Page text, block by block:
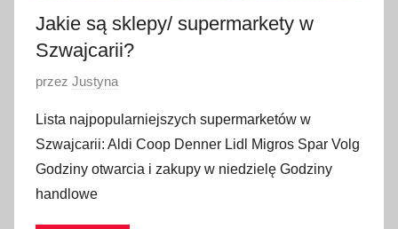
2
Jakie są sklepy/ supermarkety w
Szwajcarii?
O
u
b
l
i
przez Justyna
Lista najpopularniejszych supermarketów w
Szwajcarii: Aldi Coop Denner Lidl Migros Spar Volg
Godziny otwarcia i zakupy w niedzielę Godziny
handlowe